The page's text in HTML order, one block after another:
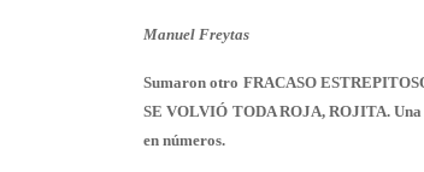
Manuel Freytas
Sumaron otro FRACASO
SE VOLVIÓ TODA ROJA, ROJITA.
en números.